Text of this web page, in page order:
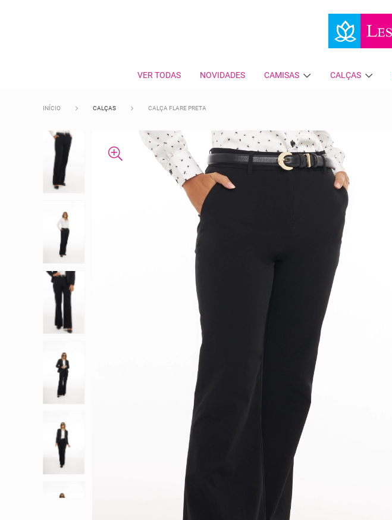
VER TODAS NOVIDADES CAMISAS CALÇAS
INÍCIO CALÇAS CALÇA FLARE PRETA